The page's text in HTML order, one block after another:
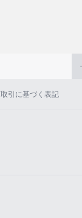
引に基づく表記